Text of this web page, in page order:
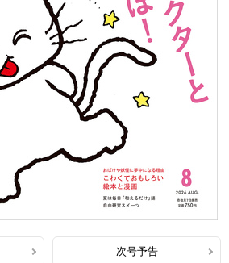
次号予告